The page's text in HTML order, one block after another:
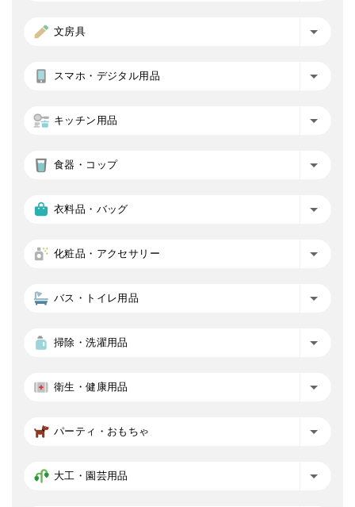
文房具
スマホ・デジタル用品
キッチン用品
食器・コップ
衣料品・バッグ
化粧品・アクセサリー
バス・トイレ用品
掃除・洗濯用品
衛生・健康用品
パーティ・おもちゃ
大工・園芸用品